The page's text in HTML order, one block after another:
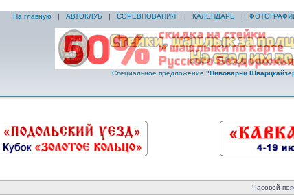
На главную | АВТОКЛУБ | СОРЕВНОВАНИЯ | КАЛЕНДАРЬ |
Специальное предложение "Пивоварни
Часовой